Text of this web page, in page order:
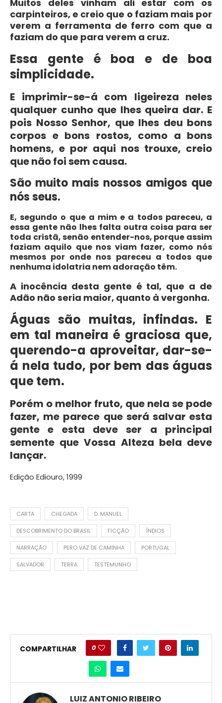
Muitos deles vinham ali estar com os
carpinteiros, e creio que o faziam mais por
verem a ferramenta de ferro com que a
faziam do que para verem a cruz.
Essa gente é boa e de boa
simplicidade.
E imprimir-se-á com ligeireza neles
qualquer cunho que lhes queira dar. E
pois Nosso Senhor, que lhes deu bons
corpos e bons rostos, como a bons
homens, e por aqui nos trouxe, creio
que não foi sem causa.
São muito mais nossos amigos que
nós seus.
E, segundo o que a mim e a todos pareceu, a
essa gente não lhes falta outra coisa para ser
toda cristã, senão entender-nos, porque assim
faziam aquilo que nos viam fazer, como nós
mesmos por onde nos pareceu a todos que
nenhuma idolatria nem adoração têm.
A inocência desta gente é tal, que a de
Adão não seria maior, quanto à vergonha.
Águas são muitas, infindas. E
em tal maneira é graciosa que,
querendo-a aproveitar, dar-se-
á nela tudo, por bem das águas
que tem.
Porém o melhor fruto, que nela se pode
fazer, me parece que será salvar esta
gente e esta deve ser a principal
semente que Vossa Alteza bela deve
lançar.
Edição Ediouro, 1999
CARTA CHEGADA D. MANUEL
DESCOBRIMENTO DO BRASIL FICÇÃO ÍNDIOS
NARRAÇÃO PERO VAZ DE CAMINHA PORTUGAL
SALVADOR TERRA TESTEMUNHO
COMPARTILHAR 0
LUIZ ANTONIO RIBEIRO